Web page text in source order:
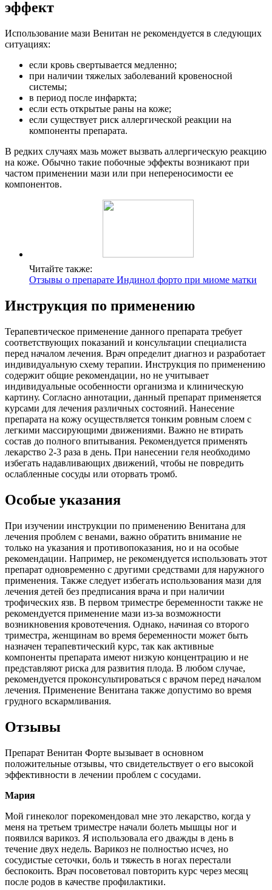
эффект
Использование мази Венитан не рекомендуется в следующих
ситуациях:
если кровь свертывается медленно;
при наличии тяжелых заболеваний кровеносной
системы;
в период после инфаркта;
если есть открытые раны на коже;
если существует риск аллергической реакции на
компоненты препарата.
В редких случаях мазь может вызвать аллергическую реакцию
на коже. Обычно такие побочные эффекты возникают при
частом применении мази или при непереносимости ее
компонентов.
Читайте также:
Отзывы о препарате Индинол форто при миоме матки
Инструкция по применению
Терапевтическое применение данного препарата требует
соответствующих показаний и консультации специалиста
перед началом лечения. Врач определит диагноз и разработает
индивидуальную схему терапии. Инструкция по применению
содержит общие рекомендации, но не учитывает
индивидуальные особенности организма и клиническую
картину. Согласно аннотации, данный препарат применяется
курсами для лечения различных состояний. Нанесение
препарата на кожу осуществляется тонким ровным слоем с
легкими массирующими движениями. Важно не втирать
состав до полного впитывания. Рекомендуется применять
лекарство 2-3 раза в день. При нанесении геля необходимо
избегать надавливающих движений, чтобы не повредить
ослабленные сосуды или оторвать тромб.
Особые указания
При изучении инструкции по применению Венитана для
лечения проблем с венами, важно обратить внимание не
только на указания и противопоказания, но и на особые
рекомендации. Например, не рекомендуется использовать этот
препарат одновременно с другими средствами для наружного
применения. Также следует избегать использования мази для
лечения детей без предписания врача и при наличии
трофических язв. В первом триместре беременности также не
рекомендуется применение мази из-за возможности
возникновения кровотечения. Однако, начиная со второго
триместра, женщинам во время беременности может быть
назначен терапевтический курс, так как активные
компоненты препарата имеют низкую концентрацию и не
представляют риска для развития плода. В любом случае,
рекомендуется проконсультироваться с врачом перед началом
лечения. Применение Венитана также допустимо во время
грудного вскармливания.
Отзывы
Препарат Венитан Форте вызывает в основном
положительные отзывы, что свидетельствует о его высокой
эффективности в лечении проблем с сосудами.
Мария
Мой гинеколог порекомендовал мне это лекарство, когда у
меня на третьем триместре начали болеть мышцы ног и
появился варикоз. Я использовала его дважды в день в
течение двух недель. Варикоз не полностью исчез, но
сосудистые сеточки, боль и тяжесть в ногах перестали
беспокоить. Врач посоветовал повторить курс через месяц
после родов в качестве профилактики.